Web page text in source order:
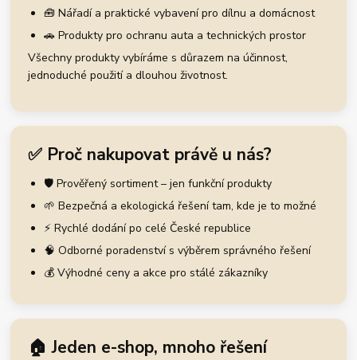
🧰 Nářadí a praktické vybavení pro dílnu a domácnost
🚗 Produkty pro ochranu auta a technických prostor
Všechny produkty vybíráme s důrazem na účinnost,
jednoduché použití a dlouhou životnost.
✅ Proč nakupovat právě u nás?
🛡️ Prověřený sortiment – jen funkční produkty
🌱 Bezpečná a ekologická řešení tam, kde je to možné
⚡ Rychlé dodání po celé České republice
🧠 Odborné poradenství s výběrem správného řešení
💰 Výhodné ceny a akce pro stálé zákazníky
🏠 Jeden e-shop, mnoho řešení